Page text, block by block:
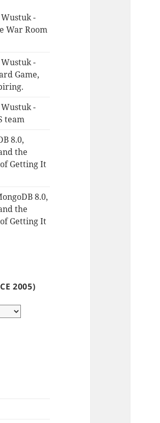
-
War Room
-
Game,
-
team
8.0,
the
Getting It
8.0,
the
Getting It
2005)